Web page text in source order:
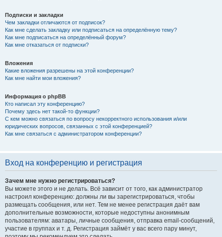
Подписки и закладки
Чем закладки отличаются от подписок?
Как мне сделать закладку или подписаться на определённую тему?
Как мне подписаться на определённый форум?
Как мне отказаться от подписки?
Вложения
Какие вложения разрешены на этой конференции?
Как мне найти мои вложения?
Информация о phpBB
Кто написал эту конференцию?
Почему здесь нет такой-то функции?
С кем можно связаться по вопросу некорректного использования и/или
юридических вопросов, связанных с этой конференцией?
Как мне связаться с администратором конференции?
Вход на конференцию и регистрация
Зачем мне нужно регистрироваться?
Вы можете этого и не делать. Всё зависит от того, как администратор
настроил конференцию: должны ли вы зарегистрироваться, чтобы
размещать сообщения, или нет. Тем не менее регистрация даёт вам
дополнительные возможности, которые недоступны анонимным
пользователям: аватары, личные сообщения, отправка email-сообщений,
участие в группах и т. д. Регистрация займёт у вас всего пару минут,